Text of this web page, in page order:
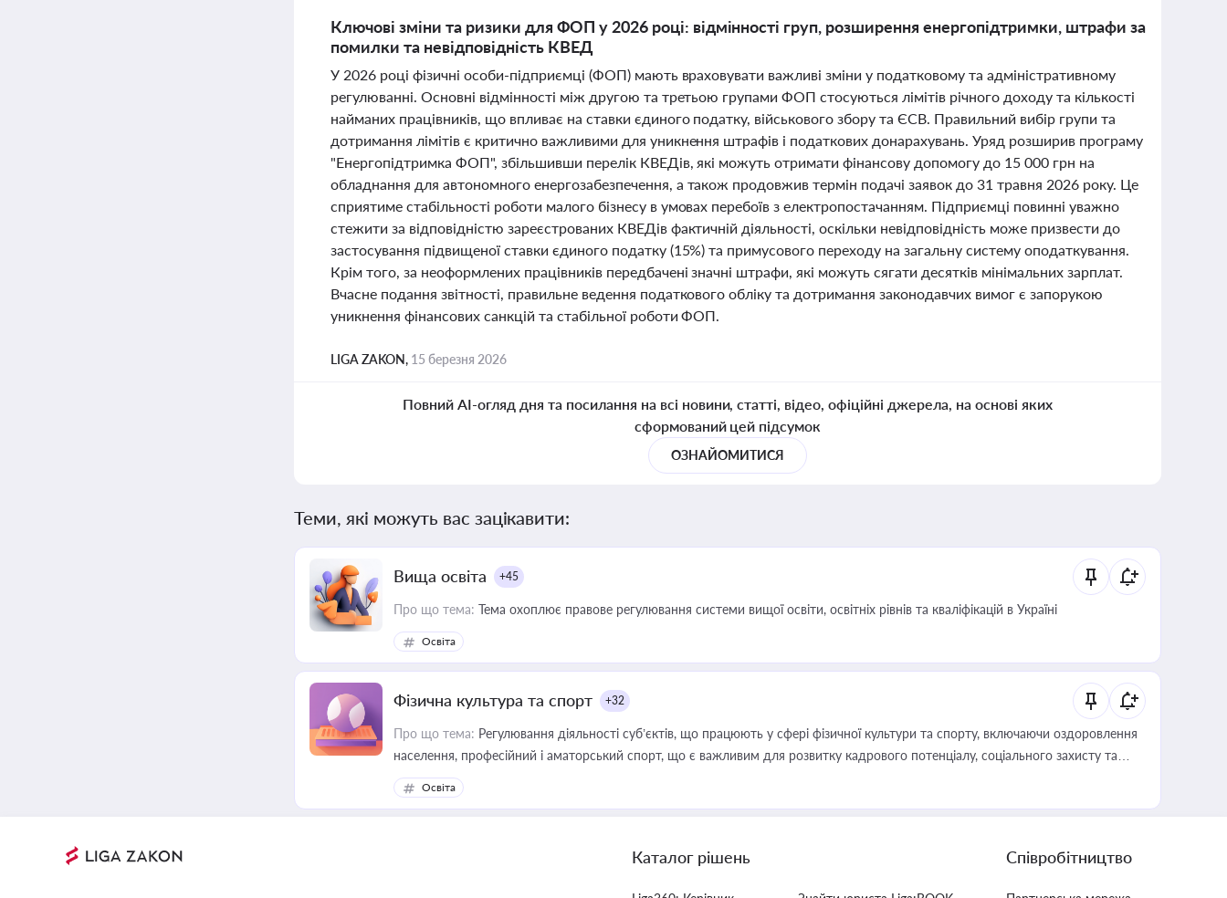
Ключові зміни та ризики для ФОП у 2026 році: відмінності груп, розширення енергопідтримки, штрафи за
помилки та невідповідність КВЕД
У 2026 році фізичні особи-підприємці (ФОП) мають враховувати важливі зміни у податковому та адміністративному
регулюванні. Основні відмінності між другою та третьою групами ФОП стосуються лімітів річного доходу та кількості
найманих працівників, що впливає на ставки єдиного податку, військового збору та ЄСВ. Правильний вибір групи та
дотримання лімітів є критично важливими для уникнення штрафів і податкових донарахувань. Уряд розширив програму
"Енергопідтримка ФОП", збільшивши перелік КВЕДів, які можуть отримати фінансову допомогу до 15 000 грн на
обладнання для автономного енергозабезпечення, а також продовжив термін подачі заявок до 31 травня 2026 року. Це
сприятиме стабільності роботи малого бізнесу в умовах перебоїв з електропостачанням. Підприємці повинні уважно
стежити за відповідністю зареєстрованих КВЕДів фактичній діяльності, оскільки невідповідність може призвести до
застосування підвищеної ставки єдиного податку (15%) та примусового переходу на загальну систему оподаткування.
Крім того, за неоформлених працівників передбачені значні штрафи, які можуть сягати десятків мінімальних зарплат.
Вчасне подання звітності, правильне ведення податкового обліку та дотримання законодавчих вимог є запорукою
уникнення фінансових санкцій та стабільної роботи ФОП.
LIGA ZAKON, 15 березня 2026
Повний AI-огляд дня та посилання на всі новини, статті, відео, офіційні джерела, на основі яких
сформований цей підсумок
ОЗНАЙОМИТИСЯ
Теми, які можуть вас зацікавити:
Вища освіта +45
Про що тема: Тема охоплює правове регулювання системи вищої освіти, освітніх рівнів та кваліфікацій в Україні
Освіта
Фізична культура та спорт +32
Про що тема: Регулювання діяльності суб’єктів, що працюють у сфері фізичної культури та спорту, включаючи оздоровлення
населення, професійний і аматорський спорт, що є важливим для розвитку кадрового потенціалу, соціального захисту та
ефективної реалізації державної політики у цій галузі
Освіта
Каталог рішень Співробітництво